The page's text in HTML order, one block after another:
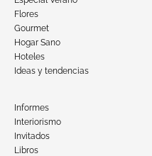
Flores
Gourmet
Hogar Sano
Hoteles
Ideas y tendencias
Informes
Interiorismo
Invitados
Libros